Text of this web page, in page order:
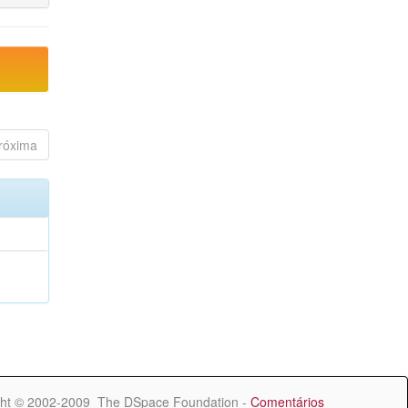
© 2002-2009 The DSpace Foundation - Comentários